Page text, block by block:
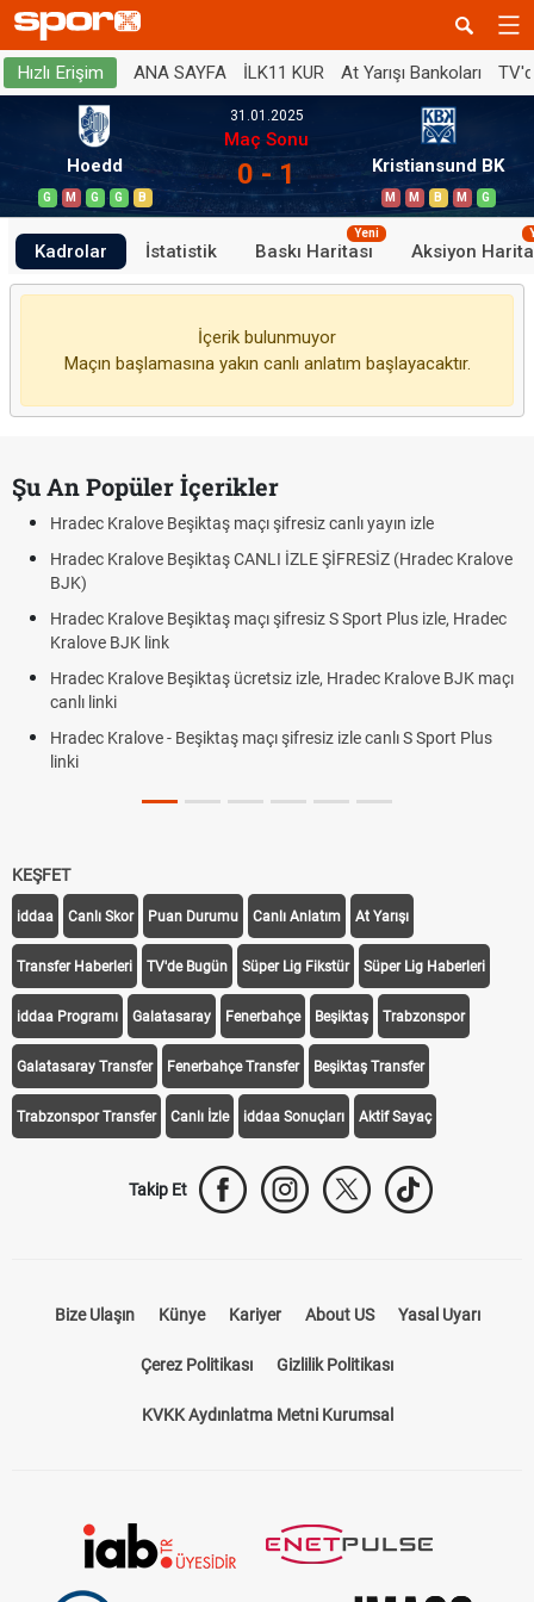
Hızlı Erişim ANA SAYFA İLK11 KUR At Yarışı Bankoları
Hoedd
G M G G B
31.01.2025
Maç Sonu
0 - 1 Kristiansund BK
M M B M G
Kadrolar İstatistik Baskı Haritası
Yeni
Aksiyon
İçerik bulunmuyor
Maçın başlamasına yakın canlı anlatım başlayacaktır.
Şu An Popüler İçerikler
Hradec Kralove Beşiktaş maçı şifresiz canlı yayın izle
Hradec Kralove Beşiktaş CANLI İZLE ŞİFRESİZ (Hradec Kralove
BJK)
Hradec Kralove Beşiktaş maçı şifresiz S Sport Plus izle, Hradec
Kralove BJK link
Hradec Kralove Beşiktaş ücretsiz izle, Hradec Kralove BJK maçı
canlı linki
Hradec Kralove - Beşiktaş maçı şifresiz izle canlı S Sport Plus
linki
KEŞFET
iddaa Canlı Skor Puan Durumu Canlı Anlatım At Yarışı
Transfer Haberleri TV'de Bugün Süper Lig Fikstür Süper Lig Haberleri
iddaa Programı Galatasaray Fenerbahçe Beşiktaş Trabzonspor
Galatasaray Transfer Fenerbahçe Transfer Beşiktaş Transfer
Trabzonspor Transfer Canlı İzle iddaa Sonuçları Aktif Sayaç
Takip Et
Bize Ulaşın Künye Kariyer About US Yasal Uyarı
Çerez Politikası Gizlilik Politikası
KVKK Aydınlatma Metni Kurumsal